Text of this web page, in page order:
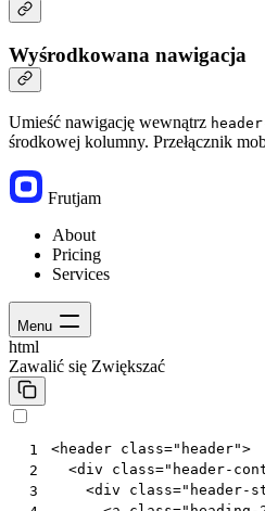
Wyśrodkowana nawigacja
Umieść nawigację wewnątrz
środkowej kolumny. Przełącznik
Frutjam
About
Pricing
Services
Menu
html
Zawalić się Zwiększać
1
2
3
<header class="header">
<div class="header-
<div class="header-